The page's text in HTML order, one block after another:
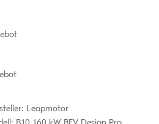
Leapmotor